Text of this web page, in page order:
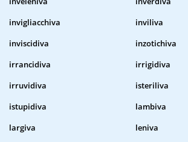
invigliacchiva
inviliva
inviscidiva
inzotichiva
irrancidiva
irrigidiva
irruvidiva
isteriliva
istupidiva
lambiva
largiva
leniva